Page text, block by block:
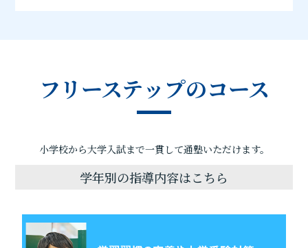
フリーステップのコース
小学校から大学入試まで一貫して通塾いただけます。
学年別の指導内容はこちら